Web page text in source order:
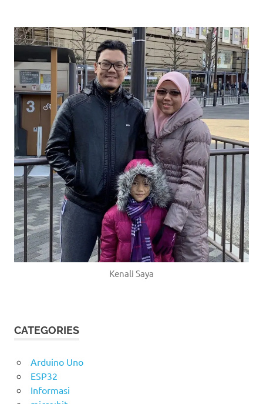
Kenali Saya
CATEGORIES
Arduino Uno
ESP32
Informasi